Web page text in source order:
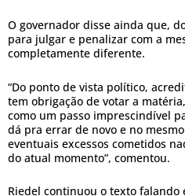
O governador disse ainda que,
para julgar e penalizar com a
completamente diferente.
“Do ponto de vista político,
tem obrigação de votar a
como um passo imprescindível
dá pra errar de novo e no
eventuais excessos cometidos
do atual momento”, comentou.
Riedel continuou o texto